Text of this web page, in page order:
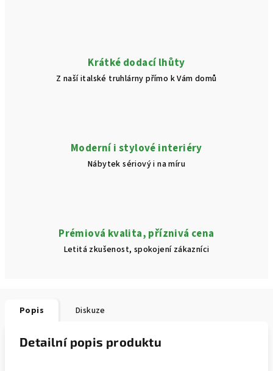
Krátké dodací lhůty
Z naší italské truhlárny přímo k Vám domů
Moderní i stylové interiéry
Nábytek sériový i na míru
Prémiová kvalita, příznivá cena
Letitá zkušenost, spokojení zákazníci
Popis Diskuze
Detailní popis produktu